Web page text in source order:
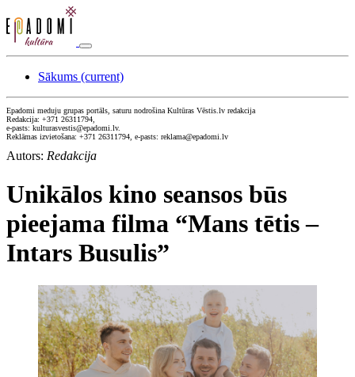
Sākums (current)
Epadomi meduju grupas portāls, saturu nodrošina Kultūras Vēstis.lv redakcija
Redakcija: +371 26311794,
e-pasts: kulturasvestis@epadomi.lv.
Reklāmas izvietošana: +371 26311794, e-pasts: reklama@epadomi.lv
Autors: Redakcija
Unikālos kino seansos būs
pieejama filma “Mans tētis –
Intars Busulis”